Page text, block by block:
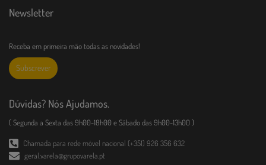
Newsletter
Receba em primeira mão todas as novidades!
Subscrever
Dúvidas? Nós Ajudamos.
( Segunda a Sexta das 9h00-18h00 e Sábado das 9h00-13h00 )
Chamada para rede móvel nacional (+351) 926 356 632
geral.varela@grupovarela.pt